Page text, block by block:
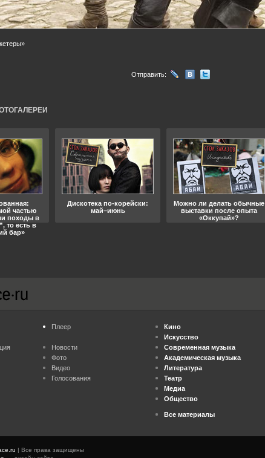
Отправить:
частью
походы в
то есть в
бар»
Дискотека по-корейски:
май–июнь
Можно ли делать обычные
выставки после опыта
«Оккупай»?
Плеер
Новости
Фото
Видео
Голосования
Кино
Искусство
Современная музыка
Академическая музыка
Литература
Театр
Медиа
Общество
Все материалы
| Все права защищены